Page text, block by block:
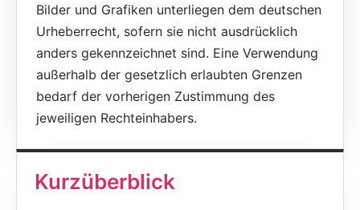
Bilder und Grafiken unterliegen dem deutschen
Urheberrecht, sofern sie nicht ausdrücklich
anders gekennzeichnet sind. Eine Verwendung
außerhalb der gesetzlich erlaubten Grenzen
bedarf der vorherigen Zustimmung des
jeweiligen Rechteinhabers.
Kurzüberblick